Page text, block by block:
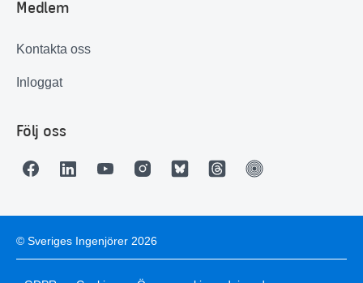
Medlem
Kontakta oss
Inloggat
Följ oss
© Sveriges Ingenjörer 2026